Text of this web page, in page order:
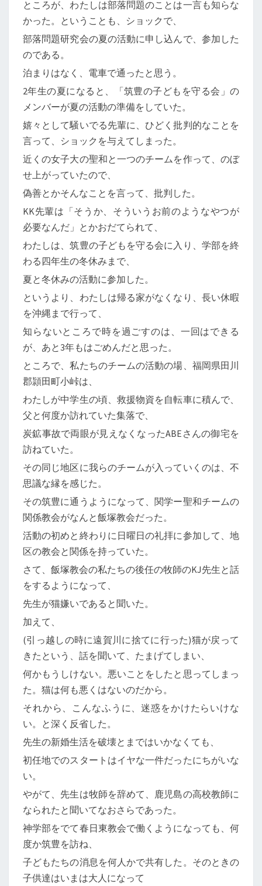
ところが、わたしは部落問題のことは一言も知らな
かった。ということも、ショックで、
部落問題研究会の夏の活動に申し込んで、参加した
のである。
泊まりはなく、電車で通ったと思う。
2年生の夏になると、「筑豊の子どもを守る会」の
メンバーが夏の活動の準備をしていた。
嬉々として騒いでる先輩に、ひどく批判的なことを
言って、ショックを与えてしまった。
近くの女子大の聖和と一つのチームを作って、のぼ
せ上がっていたので、
偽善とかそんなことを言って、批判した。
KK先輩は「そうか、そういうお前のようなやつが
必要なんだ」とかおだてられて、
わたしは、筑豊の子どもを守る会に入り、学部を終
わる四年生の冬休みまで、
夏と冬休みの活動に参加した。
というより、わたしは帰る家がなくなり、長い休暇
を沖縄まで行って、
知らないところで時を過ごすのは、一回はできる
が、あと3年もはごめんだと思った。
ところで、私たちのチームの活動の場、福岡県田川
郡頴田町小峠は、
わたしが中学生の頃、救援物資を自転車に積んで、
父と何度か訪れていた集落で、
炭鉱事故で両眼が見えなくなったABEさんの御宅を
訪ねていた。
その同じ地区に我らのチームが入っていくのは、不
思議な縁を感じた。
その筑豊に通うようになって、関学ー聖和チームの
関係教会がなんと飯塚教会だった。
活動の初めと終わりに日曜日の礼拝に参加して、地
区の教会と関係を持っていた。
さて、飯塚教会の私たちの後任の牧師のKJ先生と話
をするようになって、
先生が猫嫌いであると聞いた。
加えて、
(引っ越しの時に遠賀川に捨てに行った)猫が戻って
きたという、話を聞いて、たまげてしまい、
何かもうしけない。悪いことをしたと思ってしまっ
た。猫は何も悪くはないのだから。
それから、こんなふうに、迷惑をかけたらいけな
い。と深く反省した。
先生の新婚生活を破壊とまではいかなくても、
初任地でのスタートはイヤな一件だったにちがいな
い。
やがて、先生は牧師を辞めて、鹿児島の高校教師に
なられたと聞いてなおさらであった。
神学部をでて春日東教会で働くようになっても、何
度か筑豊を訪ね、
子どもたちの消息を何人かで共有した。そのときの
子供達はいまは大人になって